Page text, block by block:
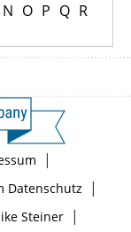
N O P Q R
|
Datenschutz |
Steiner|